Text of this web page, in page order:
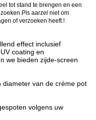
tot stand te brengen en een
aarzel niet om
of verzoeken heeft.!
effect inclusief
coating en
we bieden zijde-screen
van de crème pot
volgens uw